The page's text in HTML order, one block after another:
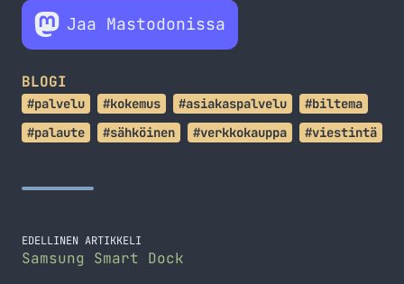
Jaa Mastodonissa
BLOGI
#palvelu #kokemus #asiakaspalvelu
#biltema
#palaute
#sähköinen #verkkokauppa #viestintä
EDELLINEN ARTIKKELI
Samsung Smart Dock